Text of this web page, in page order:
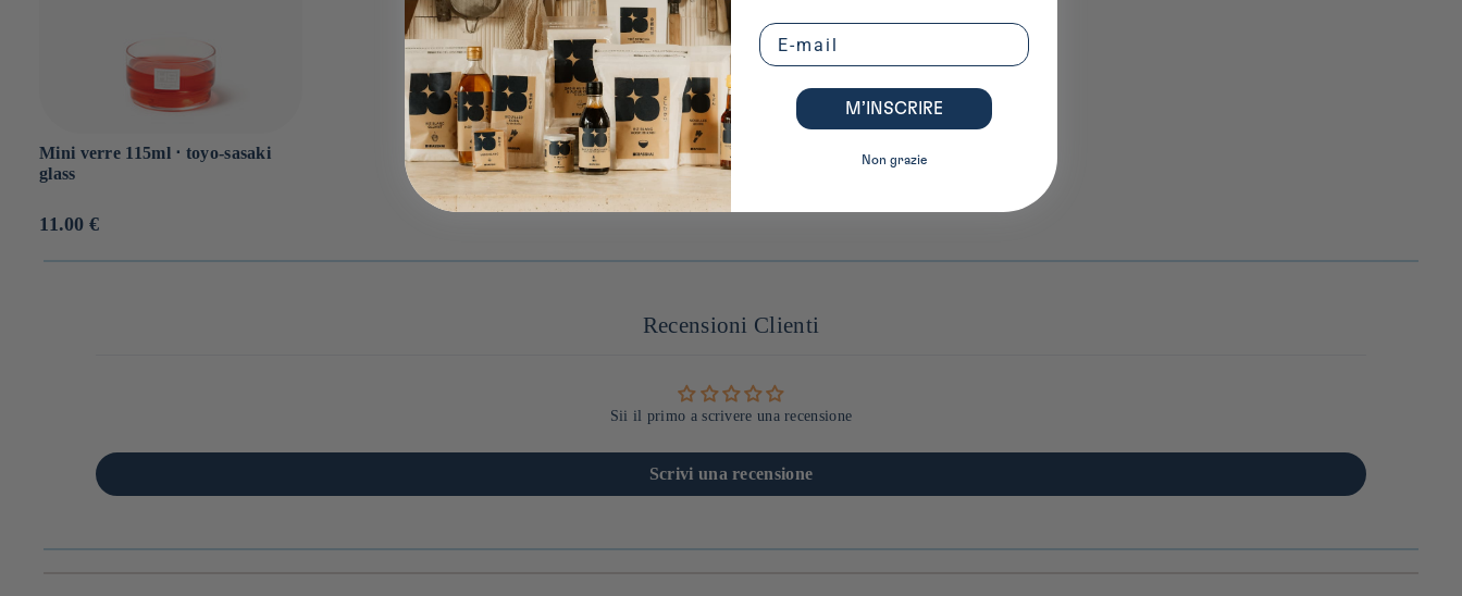
Mini verre 115ml ⋅ toyo-sasaki
glass
Prix
11.00 €
Recensioni Clienti
Sii il primo a scrivere una recensione
Scrivi una recensione
Email
M’INSCRIRE
Non grazie